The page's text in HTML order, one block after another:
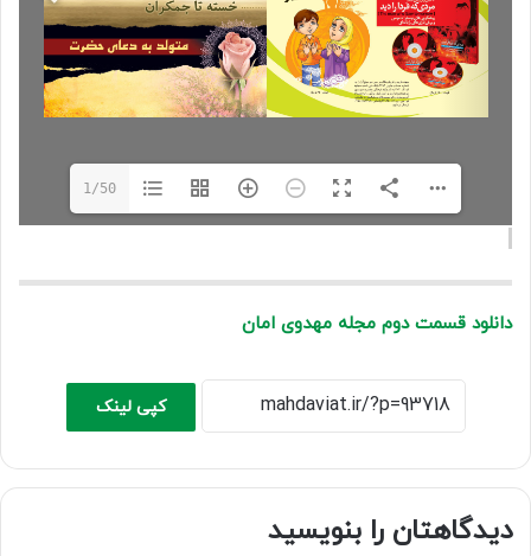
1/50
دانلود قسمت دوم مجله مهدوی امان
کپی لینک
دیدگاهتان را بنویسید